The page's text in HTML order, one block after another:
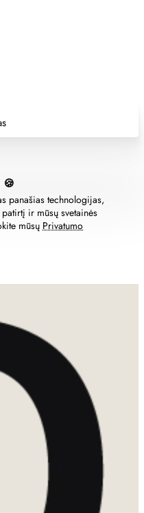
panašias technologijas,
ir mūsų svetainės
mūsų Privatumo